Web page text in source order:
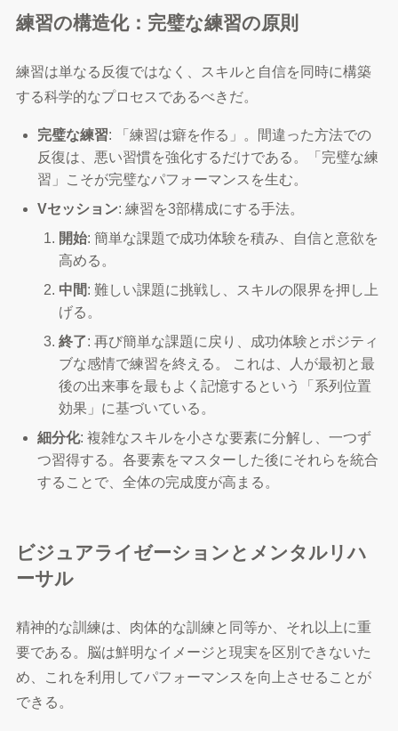
練習の構造化：完璧な練習の原則
練習は単なる反復ではなく、スキルと自信を同時に構築
する科学的なプロセスであるべきだ。
完璧な練習: 「練習は癖を作る」。間違った方法での
反復は、悪い習慣を強化するだけである。「完璧な練
習」こそが完璧なパフォーマンスを生む。
Vセッション: 練習を3部構成にする手法。
開始: 簡単な課題で成功体験を積み、自信と意欲を
高める。
中間: 難しい課題に挑戦し、スキルの限界を押し上
げる。
終了: 再び簡単な課題に戻り、成功体験とポジティ
ブな感情で練習を終える。 これは、人が最初と最
後の出来事を最もよく記憶するという「系列位置
効果」に基づいている。
細分化: 複雑なスキルを小さな要素に分解し、一つず
つ習得する。各要素をマスターした後にそれらを統合
することで、全体の完成度が高まる。
ビジュアライゼーションとメンタルリハ
ーサル
精神的な訓練は、肉体的な訓練と同等か、それ以上に重
要である。脳は鮮明なイメージと現実を区別できないた
め、これを利用してパフォーマンスを向上させることが
できる。